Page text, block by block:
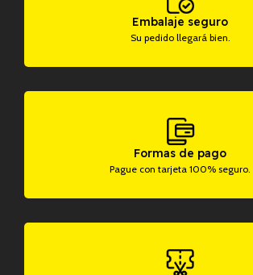
Embalaje seguro
Su pedido llegará bien.
Formas de pago
Pague con tarjeta 100% seguro.